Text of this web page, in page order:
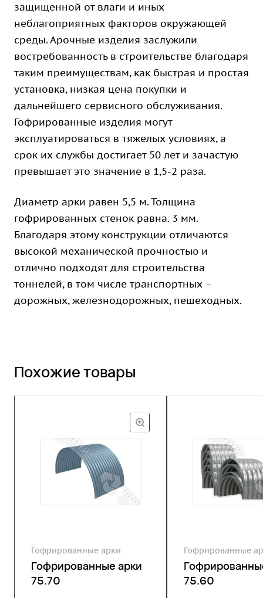
защищенной от влаги и иных
неблагоприятных факторов окружающей
среды. Арочные изделия заслужили
востребованность в строительстве благодаря
таким преимуществам, как быстрая и простая
установка, низкая цена покупки и
дальнейшего сервисного обслуживания.
Гофрированные изделия могут
эксплуатироваться в тяжелых условиях, а
срок их службы достигает 50 лет и зачастую
превышает это значение в 1,5-2 раза.
Диаметр арки равен 5,5 м. Толщина
гофрированных стенок равна. 3 мм.
Благодаря этому конструкции отличаются
высокой механической прочностью и
отлично подходят для строительства
тоннелей, в том числе транспортных –
дорожных, железнодорожных, пешеходных.
Похожие товары
Гофрированные арки
Гофрированные арки
75.70
Гофрированные
75.60